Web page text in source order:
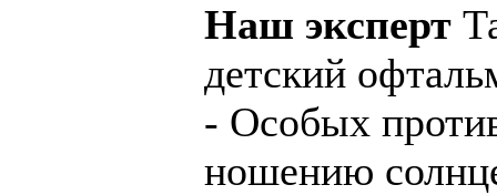
Наш эксперт
детский
- Особых
ношению